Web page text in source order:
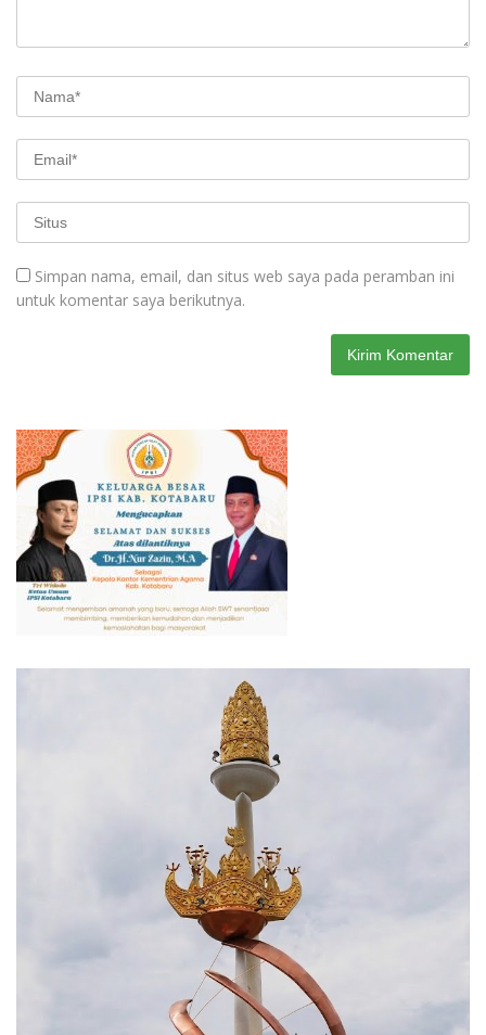
Simpan nama, email, dan situs web saya pada peramban ini
untuk komentar saya berikutnya.